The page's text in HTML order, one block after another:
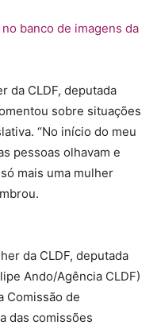
banco de imagens da
da CLDF, deputada
sobre situações
“No início do meu
pessoas olhavam e
mais uma mulher
da CLDF, deputada
Ando/Agência CLDF)
Comissão de
das comissões